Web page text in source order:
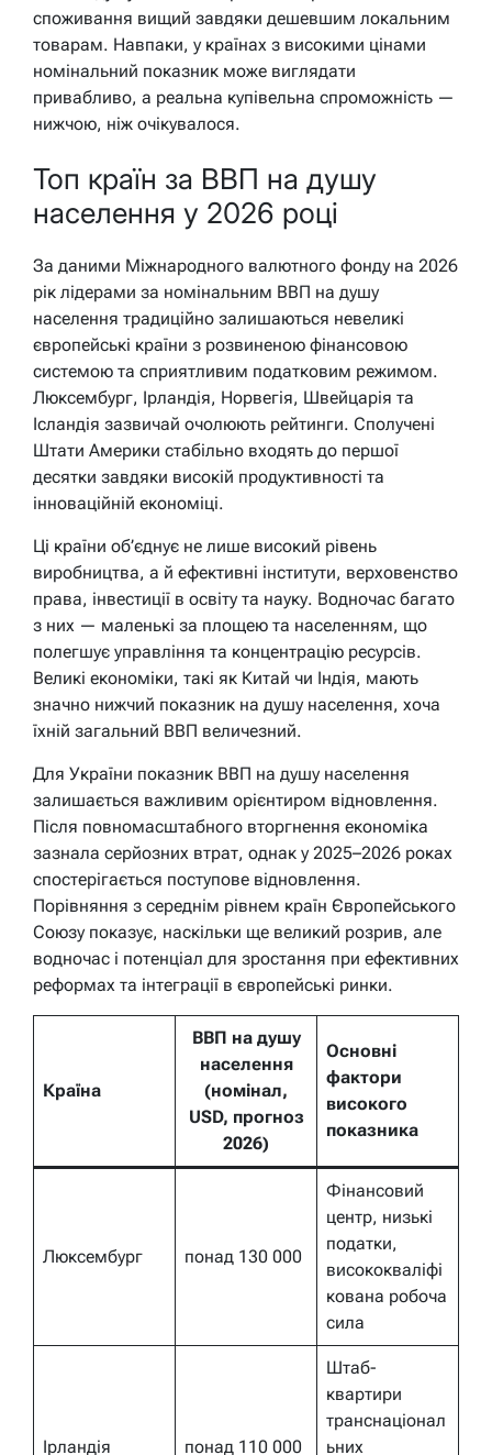
споживання вищий завдяки дешевшим локальним
товарам. Навпаки, у країнах з високими цінами
номінальний показник може виглядати
привабливо, а реальна купівельна спроможність —
нижчою, ніж очікувалося.
Топ країн за ВВП на душу
населення у 2026 році
За даними Міжнародного валютного фонду на 2026
рік лідерами за номінальним ВВП на душу
населення традиційно залишаються невеликі
європейські країни з розвиненою фінансовою
системою та сприятливим податковим режимом.
Люксембург, Ірландія, Норвегія, Швейцарія та
Ісландія зазвичай очолюють рейтинги. Сполучені
Штати Америки стабільно входять до першої
десятки завдяки високій продуктивності та
інноваційній економіці.
Ці країни об’єднує не лише високий рівень
виробництва, а й ефективні інститути, верховенство
права, інвестиції в освіту та науку. Водночас багато
з них — маленькі за площею та населенням, що
полегшує управління та концентрацію ресурсів.
Великі економіки, такі як Китай чи Індія, мають
значно нижчий показник на душу населення, хоча
їхній загальний ВВП величезний.
Для України показник ВВП на душу населення
залишається важливим орієнтиром відновлення.
Після повномасштабного вторгнення економіка
зазнала серйозних втрат, однак у 2025–2026 роках
спостерігається поступове відновлення.
Порівняння з середнім рівнем країн Європейського
Союзу показує, наскільки ще великий розрив, але
водночас і потенціал для зростання при ефективних
реформах та інтеграції в європейські ринки.
Країна
ВВП на душу
населення
(номінал,
USD, прогноз
2026)
Основні
фактори
високого
показника
Люксембург понад 130 000
Фінансовий
центр, низькі
податки,
висококваліфі
кована робоча
сила
Ірландія понад 110 000
Штаб-
квартири
транснаціонал
ьних